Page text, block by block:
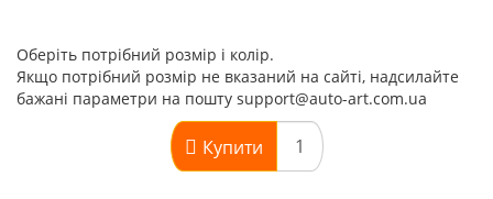
Оберіть потрібний розмір і колір.
Якщо потрібний розмір не вказаний на сайті, надсилайте
бажані параметри на пошту support@auto-art.com.ua
Купити